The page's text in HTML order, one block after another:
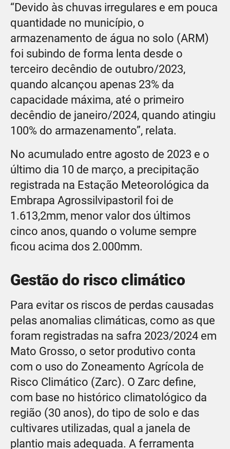
“Devido às chuvas irregulares e em pouca
quantidade no município, o
armazenamento de água no solo (ARM)
foi subindo de forma lenta desde o
terceiro decêndio de outubro/2023,
quando alcançou apenas 23% da
capacidade máxima, até o primeiro
decêndio de janeiro/2024, quando atingiu
100% do armazenamento”, relata.
No acumulado entre agosto de 2023 e o
último dia 10 de março, a precipitação
registrada na Estação Meteorológica da
Embrapa Agrossilvipastoril foi de
1.613,2mm, menor valor dos últimos
cinco anos, quando o volume sempre
ficou acima dos 2.000mm.
Gestão do risco climático
Para evitar os riscos de perdas causadas
pelas anomalias climáticas, como as que
foram registradas na safra 2023/2024 em
Mato Grosso, o setor produtivo conta
com o uso do Zoneamento Agrícola de
Risco Climático (Zarc). O Zarc define,
com base no histórico climatológico da
região (30 anos), do tipo de solo e das
cultivares utilizadas, qual a janela de
plantio mais adequada. A ferramenta